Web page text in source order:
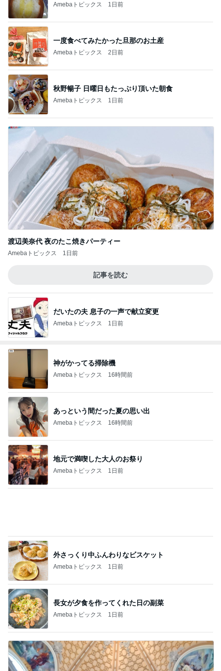
Amebaトピックス 1日前
一度食べてみたかった旦那のお土産
Amebaトピックス 2日前
秋野暢子 日曜日もたっぷり頂いた朝食
Amebaトピックス 1日前
渡辺美奈代 夜のたこ焼きパーティー
Amebaトピックス 1日前
記事を読む
だいたの夫 息子の一声で献立変更
Amebaトピックス 1日前
神がかってる掃除機
Amebaトピックス 16時間前
あっという間だった夏の思い出
Amebaトピックス 16時間前
地元で満喫した大人のお祭り
Amebaトピックス 1日前
長女が夕食を作ってくれた日の副菜
Amebaトピックス 1日前